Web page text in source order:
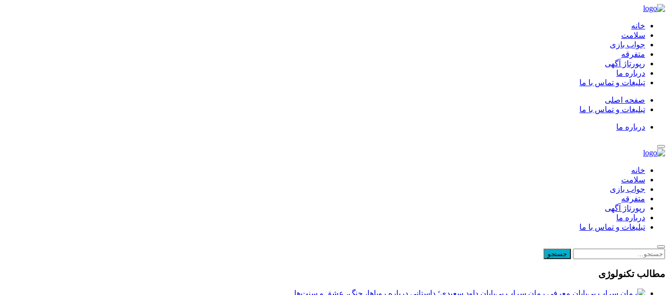
خانه
سلامت
جواب بازی
متفرقه
رپورتاژ آگهی
درباره ما
تبلیغات و تماس با ما
صفحه اصلی
تبلیغات و تماس با ما
درباره ما
خانه
سلامت
جواب بازی
متفرقه
رپورتاژ آگهی
درباره ما
تبلیغات و تماس با ما
مطالب تکنولوژی